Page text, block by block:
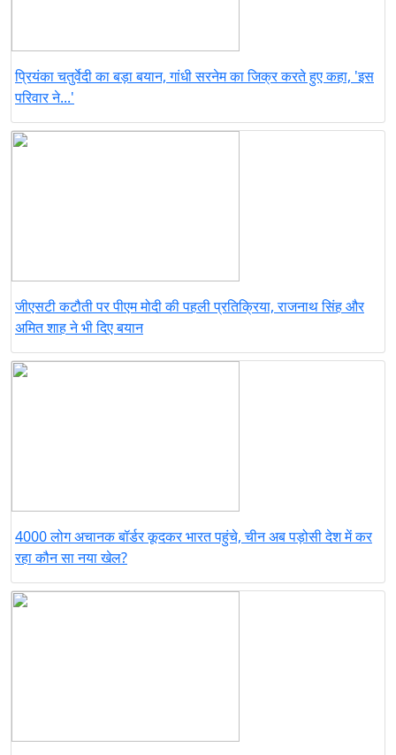
प्रियंका चतुर्वेदी का बड़ा बयान, गांधी सरनेम का जिक्र करते हुए कहा, 'इस
परिवार ने...'
जीएसटी कटौती पर पीएम मोदी की पहली प्रतिक्रिया, राजनाथ सिंह और
अमित शाह ने भी दिए बयान
4000 लोग अचानक बॉर्डर कूदकर भारत पहुंचे, चीन अब पड़ोसी देश में कर
रहा कौन सा नया खेल?